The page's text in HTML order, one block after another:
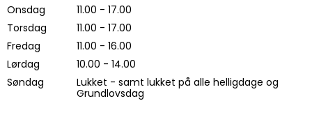
Onsdag
11.00 - 17.00
Torsdag
11.00 - 17.00
Fredag
11.00 - 16.00
Lørdag
10.00 - 14.00
Søndag
Lukket - samt lukket på alle helligdage og
Grundlovsdag